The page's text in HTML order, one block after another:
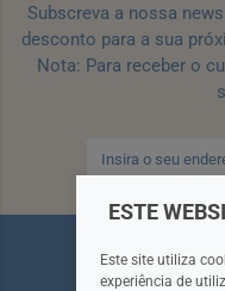
Subscreva a nossa
desconto para a sua
Nota: Para receber o
ESTE
Este site utiliza
experiência de